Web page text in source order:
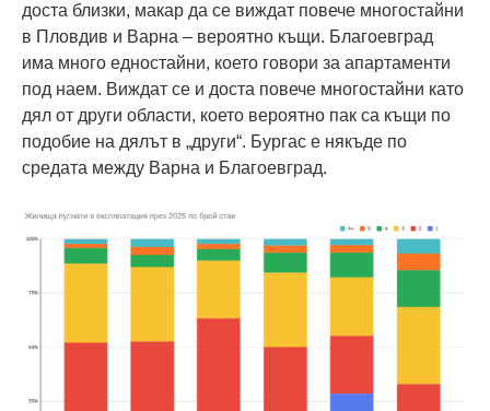
доста близки, макар да се виждат повече многостайни
в Пловдив и Варна – вероятно къщи. Благоевград
има много едностайни, което говори за апартаменти
под наем. Виждат се и доста повече многостайни като
дял от други области, което вероятно пак са къщи по
подобие на дялът в „други“. Бургас е някъде по
средата между Варна и Благоевград.